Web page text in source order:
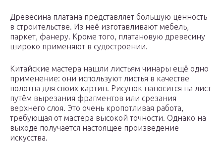
Древесина платана представляет большую ценность
в строительстве. Из неё изготавливают мебель,
паркет, фанеру. Кроме того, платановую древесину
широко применяют в судостроении.
Китайские мастера нашли листьям чинары ещё одно
применение: они используют листья в качестве
полотна для своих картин. Рисунок наносится на лист
путём вырезания фрагментов или срезания
верхнего слоя. Это очень кропотливая работа,
требующая от мастера высокой точности. Однако на
выходе получается настоящее произведение
искусства.